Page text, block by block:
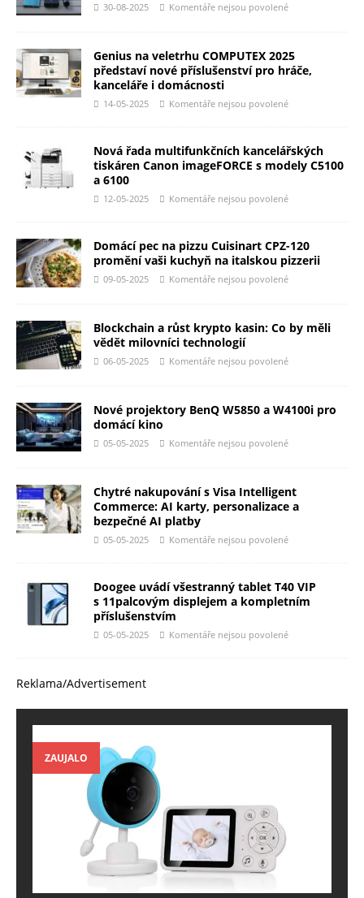
30-08-2025 Komentáře nejsou povolené
Genius na veletrhu COMPUTEX 2025
představí nové příslušenství pro hráče,
kanceláře i domácnosti
14-05-2025 Komentáře nejsou povolené
Nová řada multifunkčních kancelářských
tiskáren Canon imageFORCE s modely C5100
a 6100
12-05-2025 Komentáře nejsou povolené
Domácí pec na pizzu Cuisinart CPZ-120
promění vaši kuchyň na italskou pizzerii
09-05-2025 Komentáře nejsou povolené
Blockchain a růst krypto kasin: Co by měli
vědět milovníci technologií
06-05-2025 Komentáře nejsou povolené
Nové projektory BenQ W5850 a W4100i pro
domácí kino
05-05-2025 Komentáře nejsou povolené
Chytré nakupování s Visa Intelligent
Commerce: AI karty, personalizace a
bezpečné AI platby
05-05-2025 Komentáře nejsou povolené
Doogee uvádí všestranný tablet T40 VIP
s 11palcovým displejem a kompletním
příslušenstvím
05-05-2025 Komentáře nejsou povolené
Reklama/Advertisement
ZAUJALO